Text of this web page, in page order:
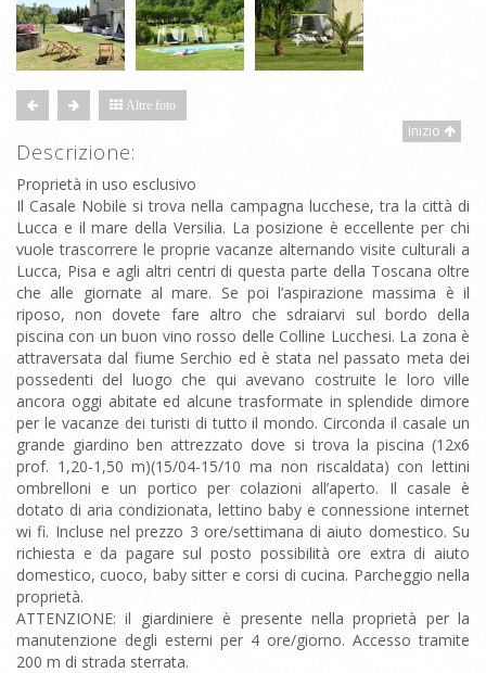
Altre foto
Inizio
Descrizione:
Proprietà in uso esclusivo
Il Casale Nobile si trova nella campagna lucchese, tra la città di
Lucca e il mare della Versilia. La posizione è eccellente per chi
vuole trascorrere le proprie vacanze alternando visite culturali a
Lucca, Pisa e agli altri centri di questa parte della Toscana oltre
che alle giornate al mare. Se poi l’aspirazione massima è il
riposo, non dovete fare altro che sdraiarvi sul bordo della
piscina con un buon vino rosso delle Colline Lucchesi. La zona è
attraversata dal fiume Serchio ed è stata nel passato meta dei
possedenti del luogo che qui avevano costruite le loro ville
ancora oggi abitate ed alcune trasformate in splendide dimore
per le vacanze dei turisti di tutto il mondo. Circonda il casale un
grande giardino ben attrezzato dove si trova la piscina (12x6
prof. 1,20-1,50 m)(15/04-15/10 ma non riscaldata) con lettini
ombrelloni e un portico per colazioni all’aperto. Il casale è
dotato di aria condizionata, lettino baby e connessione internet
wi fi. Incluse nel prezzo 3 ore/settimana di aiuto domestico. Su
richiesta e da pagare sul posto possibilità ore extra di aiuto
domestico, cuoco, baby sitter e corsi di cucina. Parcheggio nella
proprietà.
ATTENZIONE: il giardiniere è presente nella proprietà per la
manutenzione degli esterni per 4 ore/giorno. Accesso tramite
200 m di strada sterrata.